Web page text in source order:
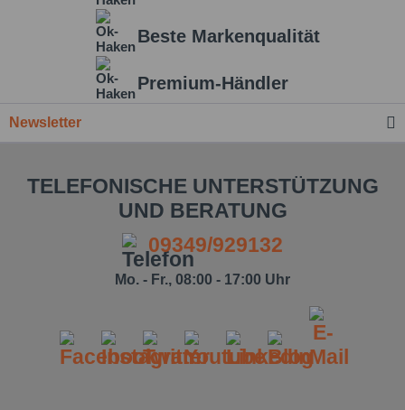
zur
Kenntnis genommen.*
Felder mit * sind Pflichtfelder.
Beste Markenqualität
Premium-Händler
Newsletter
TELEFONISCHE UNTERSTÜTZUNG
UND BERATUNG
09349/929132
Mo. - Fr., 08:00 - 17:00 Uhr